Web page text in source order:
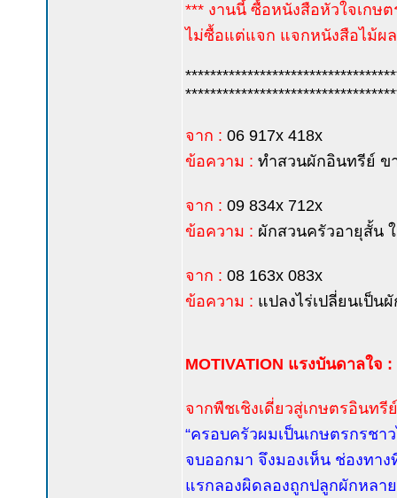
*** งานนี้ ซื้อหนังสือหัวใจเกษ
ไม่ซื้อแต่แจก แจกหนังสือไม้ผ
จาก : 06 917x 418x
ข้อความ : ทำสวนผักอินทรีย์ ข
จาก : 09 834x 712x
ข้อความ : ผักสวนครัวอายุสั้น
จาก : 08 163x 083x
ข้อความ : แปลงไร่เปลี่ยนเป็
MOTIVATION แรงบันดาลใจ :
จากพืชเชิงเดี่ยวสู่เกษตรอินท
“ครอบครัวผมเป็นเกษตรกรชา
จบออกมา จึงมองเห็น ช่องทา
แรกลองผิดลองถูกปลูกผักหลา